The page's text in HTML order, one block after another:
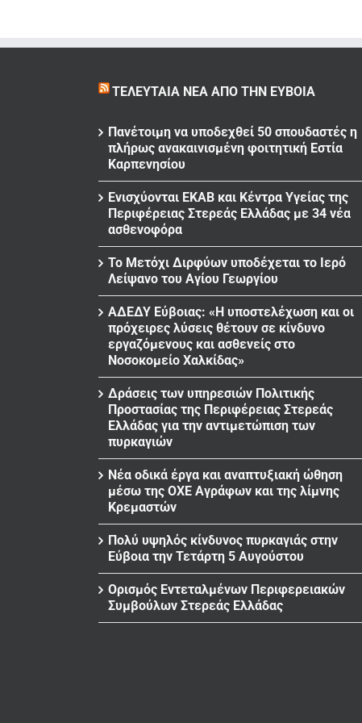
ΤΕΛΕΥΤΑΊΑ ΝΈΑ ΑΠΌ ΤΗΝ ΕΎΒΟΙΑ
Πανέτοιμη να υποδεχθεί 50 σπουδαστές η
πλήρως ανακαινισμένη φοιτητική Εστία
Καρπενησίου
Ενισχύονται ΕΚΑΒ και Κέντρα Υγείας της
Περιφέρειας Στερεάς Ελλάδας με 34 νέα
ασθενοφόρα
Το Μετόχι Διρφύων υποδέχεται το Ιερό
Λείψανο του Αγίου Γεωργίου
ΑΔΕΔΥ Εύβοιας: «Η υποστελέχωση και οι
πρόχειρες λύσεις θέτουν σε κίνδυνο
εργαζόμενους και ασθενείς στο
Νοσοκομείο Χαλκίδας»
Δράσεις των υπηρεσιών Πολιτικής
Προστασίας της Περιφέρειας Στερεάς
Ελλάδας για την αντιμετώπιση των
πυρκαγιών
Νέα οδικά έργα και αναπτυξιακή ώθηση
μέσω της ΟΧΕ Αγράφων και της λίμνης
Κρεμαστών
Πολύ υψηλός κίνδυνος πυρκαγιάς στην
Εύβοια την Τετάρτη 5 Αυγούστου
Ορισμός Εντεταλμένων Περιφερειακών
Συμβούλων Στερεάς Ελλάδας